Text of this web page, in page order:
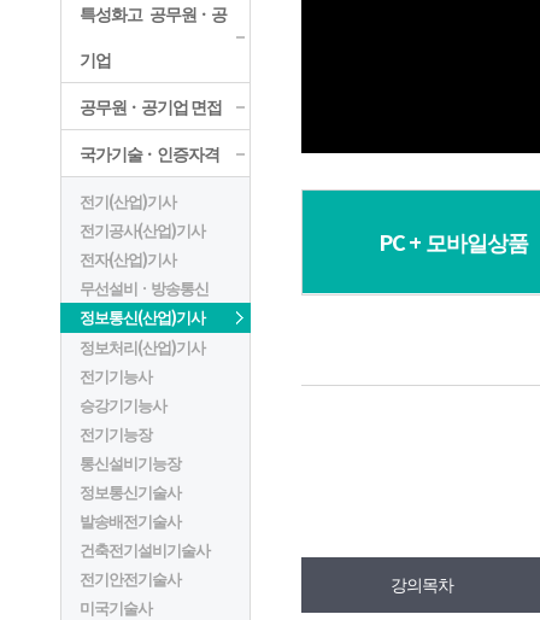
특성화고 공무원ㆍ공
기업
공무원ㆍ공기업 면접
국가기술ㆍ인증자격
전기(산업)기사
전기공사(산업)기사
전자(산업)기사
무선설비ㆍ방송통신
정보통신(산업)기사
정보처리(산업)기사
전기기능사
승강기기능사
전기기능장
통신설비기능장
정보통신기술사
발송배전기술사
건축전기설비기술사
전기안전기술사
미국기술사
PC + 모바일상품
강의목차